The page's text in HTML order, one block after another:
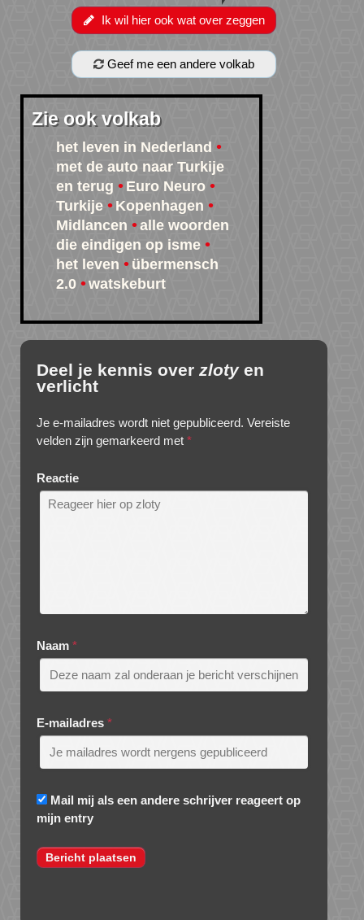
Ik wil hier ook wat over zeggen
Geef me een andere volkab
Zie ook volkab
het leven in Nederland
met de auto naar Turkije
en terug
Euro Neuro
Turkije
Kopenhagen
Midlancen
alle woorden
die eindigen op isme
het leven
übermensch
2.0
watskeburt
Deel je kennis over zlotyen
verlicht
Je e-mailadres wordt niet gepubliceerd. Vereiste
velden zijn gemarkeerd met *
Reactie
Naam *
E-mailadres *
Mail mij als een andere schrijver reageert op
mijn entry